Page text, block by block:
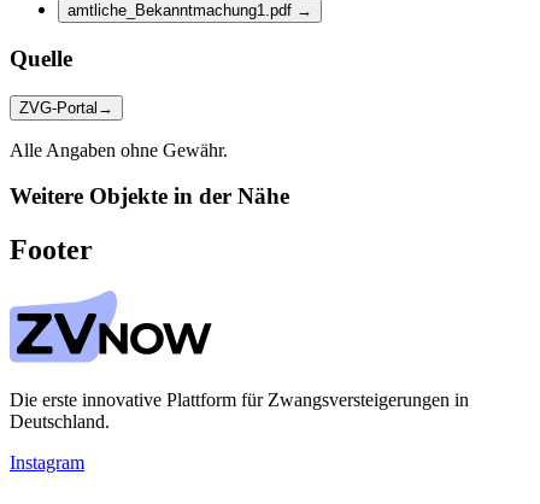
amtliche_Bekanntmachung1.pdf →
Quelle
ZVG-Portal →
Alle Angaben ohne Gewähr.
Weitere Objekte in der Nähe
Footer
Die erste innovative Plattform für Zwangsversteigerungen in
Deutschland.
Instagram